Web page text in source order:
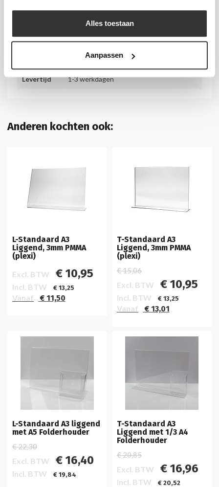
Alles toestaan
Aanpassen
LSA3LFH1/3A4
Extra informatie
Levertijd 1-3 werkdagen
Anderen kochten ook:
L-Standaard A3
Liggend, 3mm PMMA
(plexi)
Excl. BTW
€ 10,95
Incl. BTW € 13,25
Vanaf € 11,50
T-Standaard A3
Liggend, 3mm PMMA
(plexi)
€ 15,06
Excl. BTW € 10,95
Incl. BTW € 13,25
Vanaf € 13,01
L-Standaard A3 liggend
met A5 Folderhouder
€ 22,30
Excl. BTW € 16,40
Incl. BTW € 19,84
T-Standaard A3
Liggend met 1/3 A4
Folderhouder
€ 20,85
Excl. BTW € 16,96
Incl. BTW € 20,52